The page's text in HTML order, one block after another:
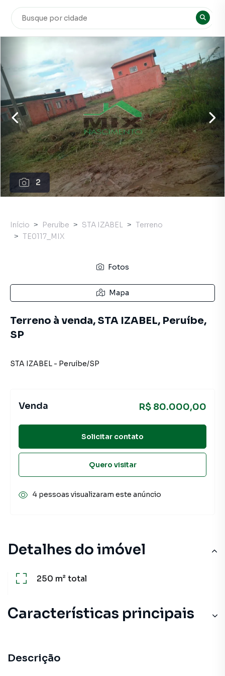
2
Detalhes do imóvel
250 m²total
Características principais
Descrição
Início Peruíbe STA IZABEL
Terreno
TE0117_MIX
Fotos
Mapa
Terreno à venda, STA IZABEL, Peruíbe,
SP
STA IZABEL - Peruíbe/SP
Venda R$ 80.000,00
Solicitar contato
Quero visitar
4 pessoas visualizaram este anúncio